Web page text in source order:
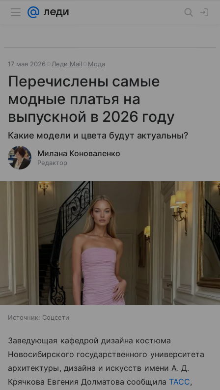
17 мая 2026 Леди Mail Мода
Перечислены самые
модные платья на
выпускной в 2026 году
Какие модели и цвета будут актуальны?
Милана Коноваленко
Редактор
Источник: Соцсети
Заведующая кафедрой дизайна костюма
Новосибирского государственного университета
архитектуры, дизайна и искусств имени А. Д.
Крячкова Евгения Долматова сообщила ТАСС,